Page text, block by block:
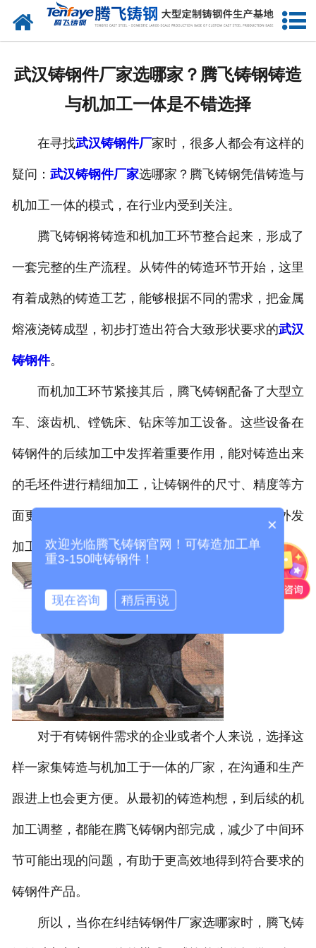
网站首页
生产能力
联系我们
武汉铸钢件厂家选哪家？腾飞铸钢铸造
与机加工一体是不错选择
在寻找武汉铸钢件厂家时，很多人都会有这样的
疑问： 武汉铸钢件厂家选哪家？腾飞铸钢凭借铸造与
机加工一体的模式，在行业内受到关注。
腾飞铸钢将铸造和机加工环节整合起来，形成了
一套完整的生产流程。从铸件的铸造环节开始，这里
有着成熟的铸造工艺，能够根据不同的需求，把金属
熔液浇铸成型，初步打造出符合大致形状要求的武汉
铸钢件。
而机加工环节紧接其后，腾飞铸钢配备了大型立
车、滚齿机、镗铣床、钻床等加工设备。这些设备在
铸钢件的后续加工中发挥着重要作用，能对铸造出来
的毛坯件进行精细加工，让铸钢件的尺寸、精度等方
面更贴合实际使用的需求，省去了不少厂家需要外发
加工的步骤，在生产流程的衔接上更为顺畅。
对于有铸钢件需求的企业或者个人来说，选择这
样一家集铸造与机加工于一体的厂家，在沟通和生产
跟进上也会更方便。从最初的铸造构想，到后续的机
加工调整，都能在腾飞铸钢内部完成，减少了中间环
节可能出现的问题，有助于更高效地得到符合要求的
铸钢件产品。
所以，当你在纠结铸钢件厂家选哪家时，腾飞铸
×
欢迎光临腾飞铸钢官网！可铸造加工单
重3-150吨铸钢件！
现在咨询 稍后再说